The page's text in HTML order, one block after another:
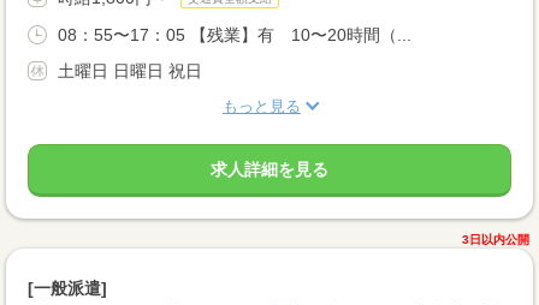
08：55〜17：05 【残業】有 10〜20時間（...
土曜日 日曜日 祝日
もっと見る
求人詳細を見る
3日以内公開
[一般派遣]